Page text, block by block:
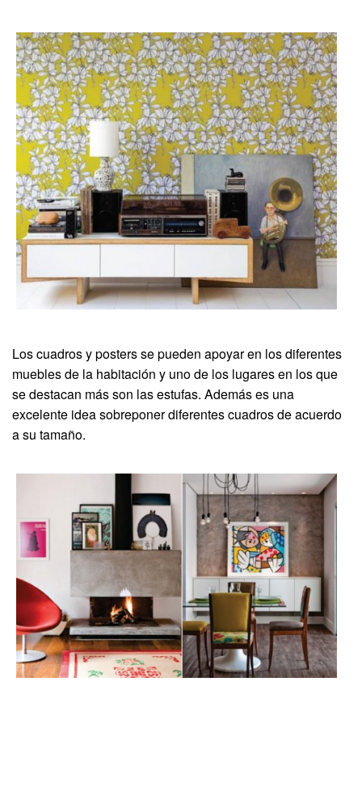
Los cuadros y posters se pueden apoyar en los diferentes
muebles de la habitación y uno de los lugares en los que
se destacan más son las estufas. Además es una
excelente idea sobreponer diferentes cuadros de acuerdo
a su tamaño.